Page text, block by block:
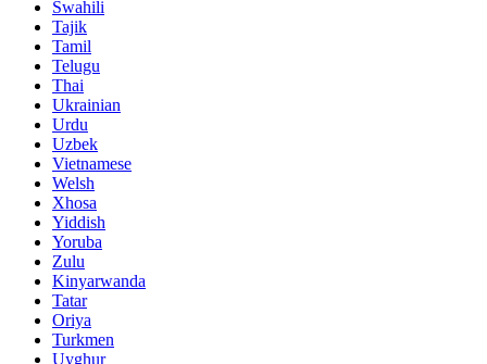
Swahili
Tajik
Tamil
Telugu
Thai
Ukrainian
Urdu
Uzbek
Vietnamese
Welsh
Xhosa
Yiddish
Yoruba
Zulu
Kinyarwanda
Tatar
Oriya
Turkmen
Uyghur